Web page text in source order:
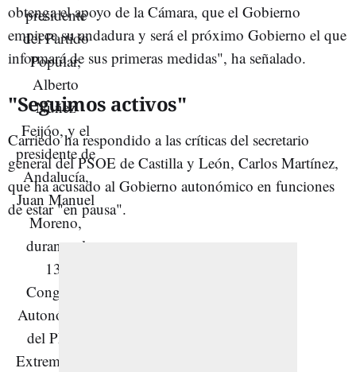
obtenga el apoyo de la Cámara, que el Gobierno
empiece su andadura y será el próximo Gobierno el que
informará de sus primeras medidas", ha señalado.
"Seguimos activos"
Carriedo ha respondido a las críticas del secretario
general del PSOE de Castilla y León, Carlos Martínez,
que ha acusado al Gobierno autonómico en funciones
de estar "en pausa".